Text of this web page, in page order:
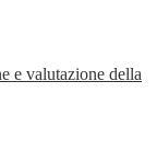
e valutazione della